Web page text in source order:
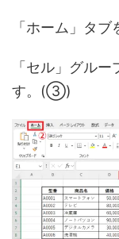
「ホーム」タ
「セル」グル
す。(③)